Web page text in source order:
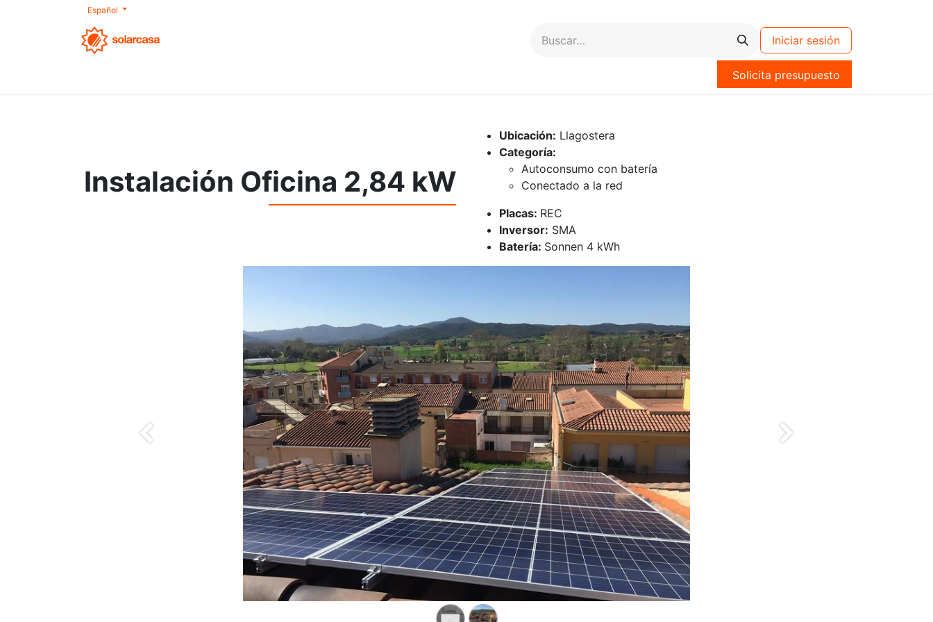
Español
Iniciar sesión
Solicita presupuesto
Instalación Oficina 2,84 kW
Ubicación: Llagostera
Categoría:
Autoconsumo con batería
Conectado a la red
Placas: REC
Inversor: SMA
Batería: Sonnen 4 kWh
Anterior Siguiente